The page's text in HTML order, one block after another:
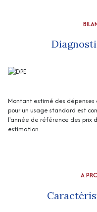
Montant estimé des
pour un usage standard est
l'année de référence des prix
estimation.
A